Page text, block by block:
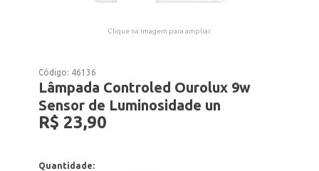
Clique na imagem para ampliar.
Código: 46136
Lâmpada Controled Ourolux 9w
Sensor de Luminosidade un
R$ 23,90
Quantidade: